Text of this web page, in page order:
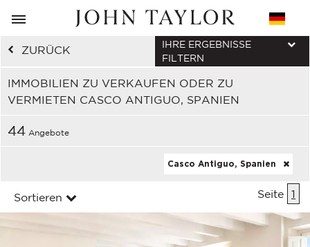
ZURÜCK
IMMOBILIEN ZU VERKAUFEN ODER ZU
VERMIETEN CASCO ANTIGUO, SPANIEN
IHRE ERGEBNISSE
FILTERN
44 Angebote
Casco Antiguo, Spanien
Sortieren Seite 1